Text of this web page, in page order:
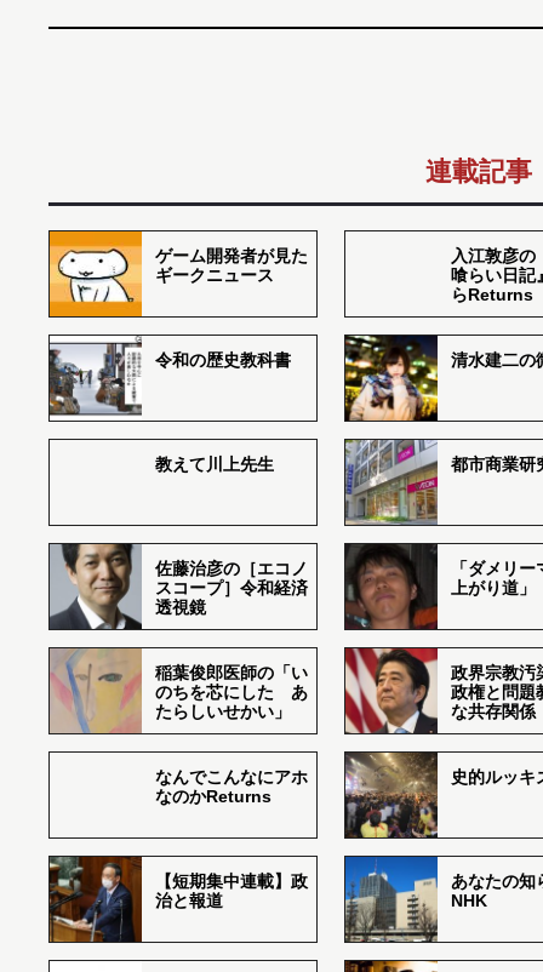
連載記事
ゲーム開発者が見た
ギークニュース
入江敦彦の
喰らい日記
らReturns
令和の歴史教科書 清水建二の
教えて川上先生 都市商業研
佐藤治彦の［エコノ
スコープ］令和経済
透視鏡
「ダメリ
上がり道」
稲葉俊郎医師の「い
のちを芯にした あ
たらしいせかい」
政界宗教汚
政権と問題
な共存関係
なんでこんなにアホ
なのかReturns
史的ルッキ
【短期集中連載】政
治と報道
あなたの知
NHK